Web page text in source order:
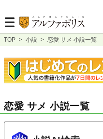
TOP > 小説 > 恋愛 サメ 小説一覧
恋愛 サメ 小説一覧